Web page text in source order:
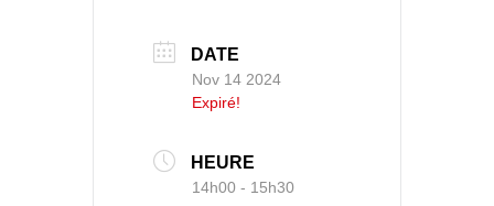
DATE
Nov 14 2024
Expiré!
HEURE
14h00 - 15h30